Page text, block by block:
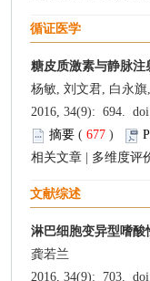
循证医学
糖皮质激素与静脉
杨敏, 刘文君, 白永
2016, 34(9): 694.
摘要 (677 )
相关文章
多维度评
文献综述
淋巴细胞变异型嗜
龚若兰
2016, 34(9): 703.